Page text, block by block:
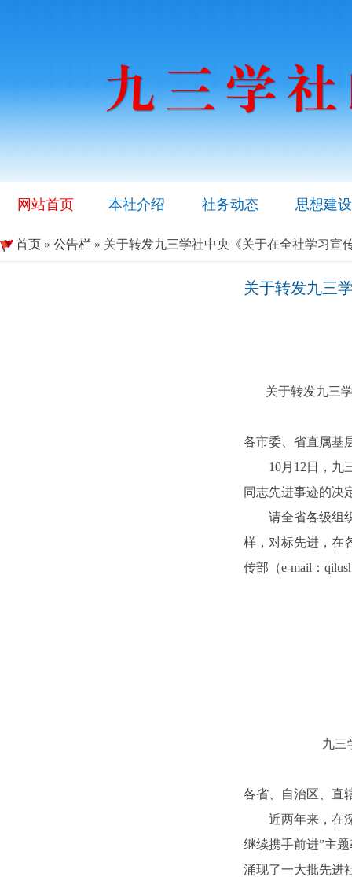
网站首页 本社介绍 社务动态 思想建设
首页 » 公告栏 » 关于转发九三学社中央《关于在全社学习宣
关于转发九三
关于转发九三
各市委、省直属基
10月12日，九
同志先进事迹的决
请全省各级组
样，对标先进，在
传部（e-mail：
九三
各省、自治区、直
近两年来，在
继续携手前进”主
涌现了一大批先进